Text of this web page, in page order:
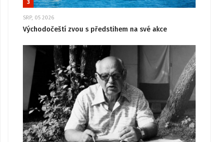
3
SRP, 05 2026
Východočeští zvou s předstihem na své akce